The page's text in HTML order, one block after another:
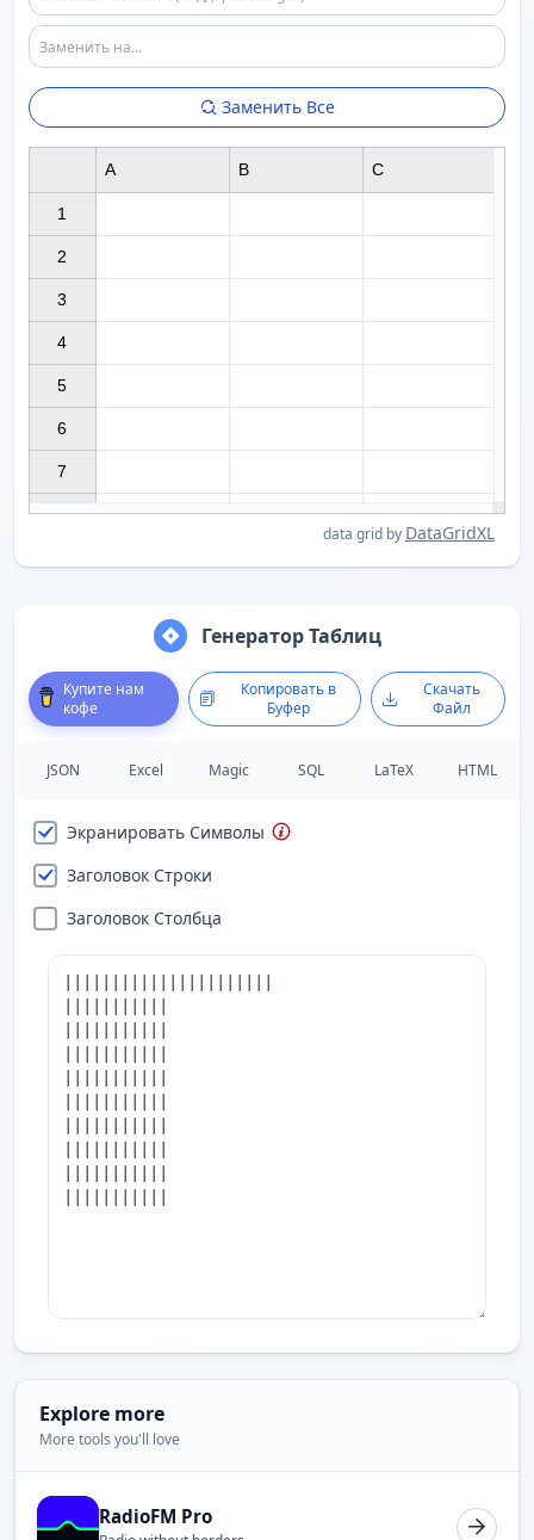
Заменить Все
1
2
3
4
5
6
7
A B C
data grid by DataGridXL
Генератор Таблиц
Купите нам
кофе
Копировать в
Буфер
Скачать
Файл
JSON Excel Magic SQL LaTeX HTML
Экранировать Символы
Заголовок Строки
Заголовок Столбца
Explore more
More tools you'll love
RadioFM Pro